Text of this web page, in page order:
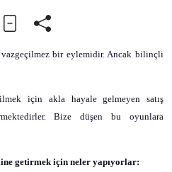
vazgeçilmez bir eylemidir. Ancak bilinçli
için akla hayale gelmeyen satış
Bize düşen bu oyunlara
getirmek için neler yapıyorlar: